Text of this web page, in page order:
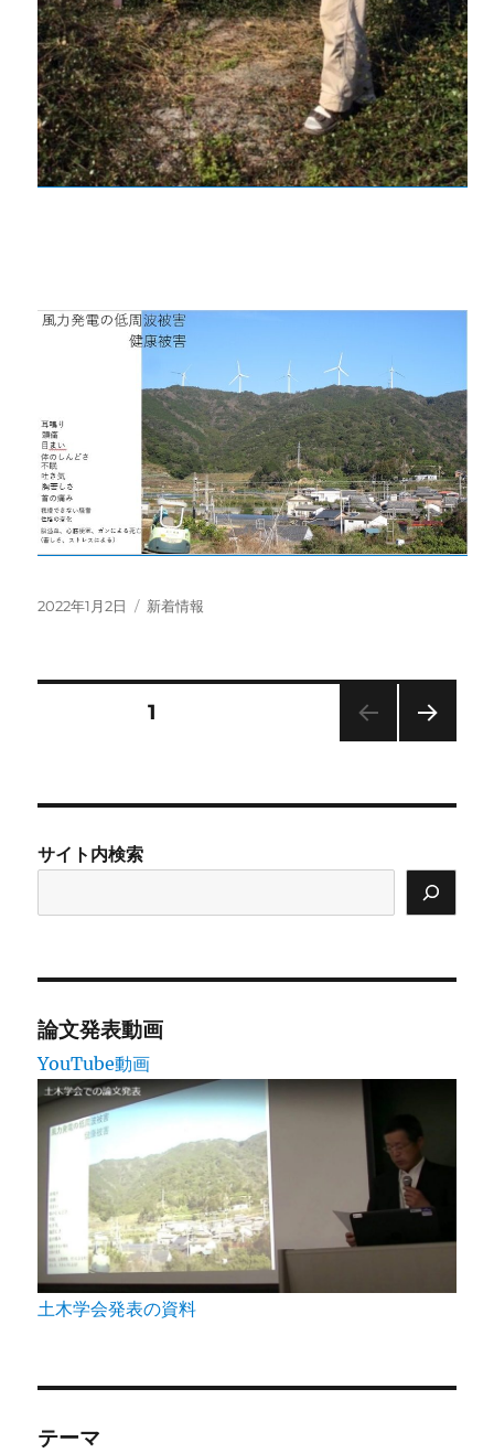
投
2022年1月2日
カ
新着情報
の
ペ
ー
ジ
送
り
固定ページ1
サイト内検索
論文発表動画
YouTube動画
土木学会発表の資料
テーマ